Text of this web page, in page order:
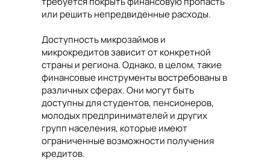
или решить непредвиденные расходы.
Доступность микрозаймов и
микрокредитов зависит от конкретной
страны и региона. Однако, в целом, такие
финансовые инструменты востребованы в
различных сферах. Они могут быть
доступны для студентов, пенсионеров,
молодых предпринимателей и других
групп населения, которые имеют
ограниченные возможности получения
кредитов.